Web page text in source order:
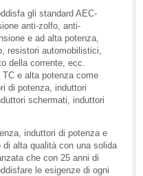
gli standard AEC-
anti-zolfo, anti-
e ad alta potenza,
resistori automobilistici,
della corrente, ecc.
TC e alta potenza come
di potenza, induttori
schermati, induttori
induttori di potenza e
alta qualità con una solida
che con 25 anni di
le esigenze di ogni